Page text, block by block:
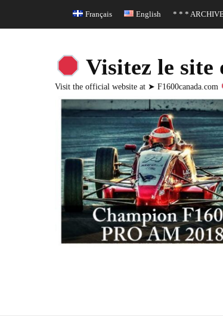
Header Top Menu
Skip Français English * * *
Visitez le
Visit the official website at ➤ F1600canada.com